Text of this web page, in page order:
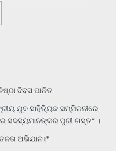
ଦିବସ ପାଳିତ
ଯୁବ ସାହିତ୍ୟିକ ସମ୍ମିଳନୀରେ
ସଦସ୍ୟମାନଙ୍କର ପୁରୀ ଗସ୍ତ* ।
ଅଭିଯାନ।*